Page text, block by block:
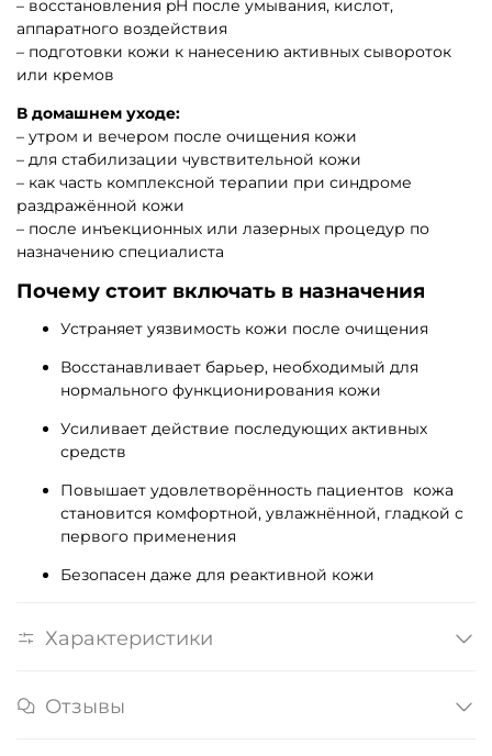
– восстановления pH после умывания, кислот,
аппаратного воздействия
– подготовки кожи к нанесению активных сывороток
или кремов
В домашнем уходе:
– утром и вечером после очищения кожи
– для стабилизации чувствительной кожи
– как часть комплексной терапии при синдроме
раздражённой кожи
– после инъекционных или лазерных процедур по
назначению специалиста
Почему стоит включать в назначения
Устраняет уязвимость кожи после очищения
Восстанавливает барьер, необходимый для
нормального функционирования кожи
Усиливает действие последующих активных
средств
Повышает удовлетворённость пациентов кожа
становится комфортной, увлажнённой, гладкой с
первого применения
Безопасен даже для реактивной кожи
Характеристики
Отзывы